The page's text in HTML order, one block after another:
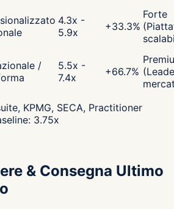
4.3x -
5.9x
+33.3%
Forte
/
5.5x -
7.4x
+66.7%
KPMG, SECA, Practitioner
3.75x
& Consegna Ultimo